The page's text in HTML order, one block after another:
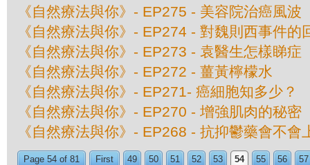
《自然療法與你》- EP275 - 美容院治癌風波
《自然療法與你》- EP274 - 對魏則西事件的
《自然療法與你》- EP273 - 袁醫生怎樣睇症
《自然療法與你》- EP272 - 薑黃檸檬水
《自然療法與你》- EP271- 癌細胞知多少？
《自然療法與你》- EP270 - 增強肌肉的秘密
《自然療法與你》- EP268 - 抗抑鬱藥會不會
Page 54 of 81 First 49 50 51 52 53 54 55 56 57